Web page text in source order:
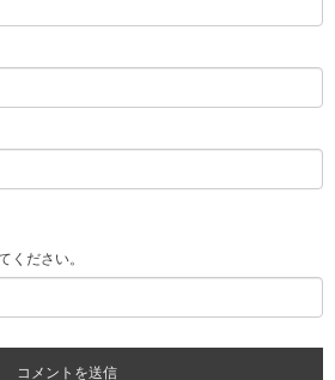
ください。